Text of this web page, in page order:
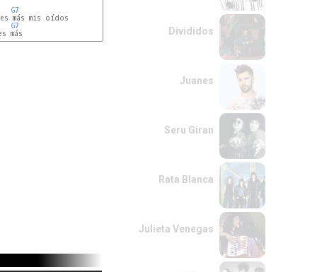
G7
G7
Divididos
Juanes
Seru Giran
Rata Blanca
Julieta Venegas